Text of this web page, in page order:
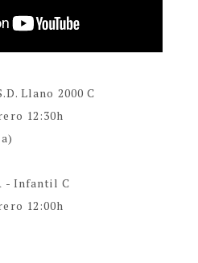
Llano 2000 C
12:30h
- Infantil C
12:00h